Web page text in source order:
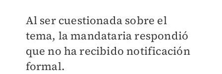
Al ser cuestionada sobre el
tema, la mandataria respondió
que no ha recibido notificación
formal.